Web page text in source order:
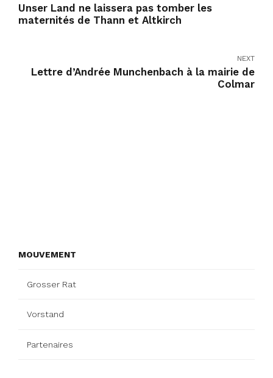
Unser Land ne laissera pas tomber les
maternités de Thann et Altkirch
NEXT
Lettre d’Andrée Munchenbach à la mairie de
Colmar
MOUVEMENT
Grosser Rat
Vorstand
Partenaires